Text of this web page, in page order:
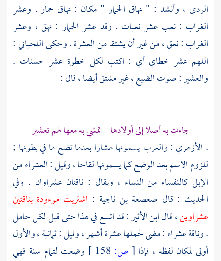
الردى ، وأنشد : " نهاق الحمار " مكان : نهاق حمار . وعشر
الغراب : نعب عشر نعبات . وقد عشر الحمار : نهق ، وعشر
الغراب : نعق ، من غير أن يشتقا من العشرة . وحكىاللحياني:
اللهم عشر خطاي أي : اكتب لكل خطوة عشر حسنات .
والعشير : صوت الضبع ، غير مشتق أيضا ، قال :
جاءت به أصلا إلى أولادها تمشي به معها لهم تعشير
. الأزهري : والعرب يسمونها عشارا بعدما تضع ما في بطونها ;
للزوم الاسم بعد الوضع كما يسمونها لقاحا ، وقيل : العشراء من
الإبل كالنفساء من النساء ، ويقال : ناقتان عشراوان . وفي
الحديث : قال صعصعة بن ناجية : اشتريت موءودة بناقتين
عشراوين، قالابن الأثير: قد اتسع في هذا حتى قيل لكل حامل
. وناقة عشراء : مضى لحملها عشرة أشهر ، وقيل : ثمانية ، والأول
أولى لمكان لفظه ، فإذا [ ص:
وضعت لتمام سنة فهي